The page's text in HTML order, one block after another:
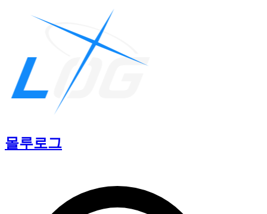
몰루로그